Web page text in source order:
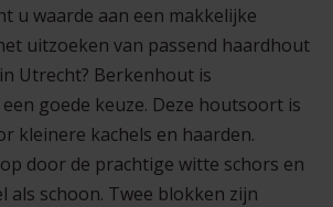
u waarde aan een makkelijke
uitzoeken van passend haardhout
Utrecht? Berkenhout is
goede keuze. Deze houtsoort is
kleinere kachels en haarden.
door de prachtige witte schors en
als schoon. Twee blokken zijn